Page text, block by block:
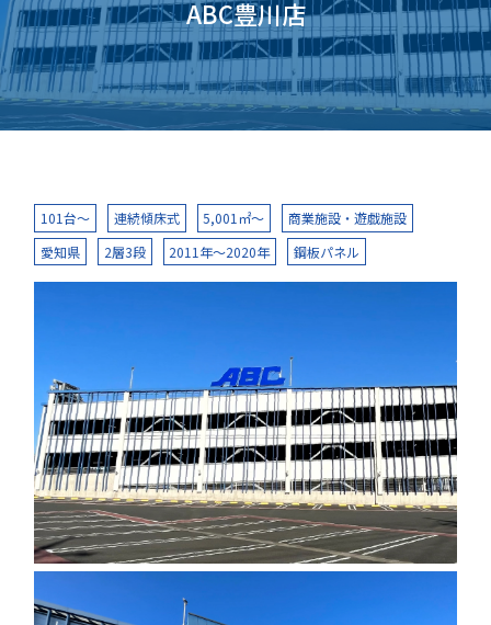
ABC豊川店
101台～ 連続傾床式 5,001㎡～
商業施設・遊戯施設
愛知県
2層3段 2011年～2020年 鋼板パネル